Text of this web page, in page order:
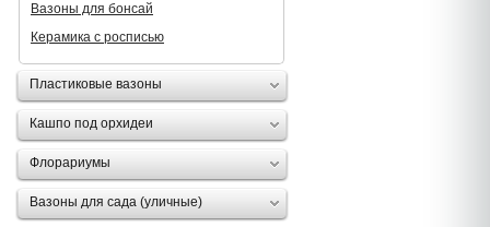
Вазоны для бонсай
Керамика с росписью
Пластиковые вазоны
Кашпо под орхидеи
Флорариумы
Вазоны для сада (уличные)